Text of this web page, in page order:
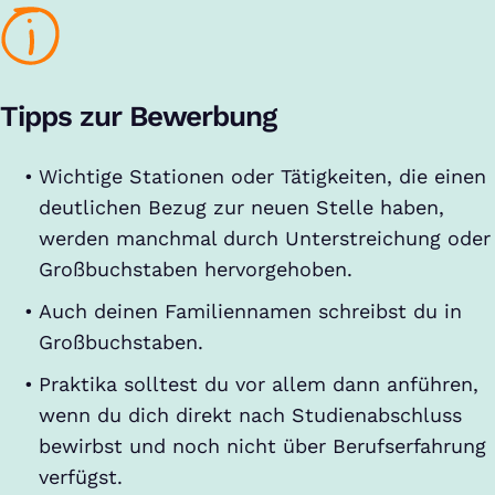
Tipps zur Bewerbung
Wichtige Stationen oder Tätigkeiten, die einen
deutlichen Bezug zur neuen Stelle haben,
werden manchmal durch Unterstreichung oder
Großbuchstaben hervorgehoben.
Auch deinen Familiennamen schreibst du in
Großbuchstaben.
Praktika solltest du vor allem dann anführen,
wenn du dich direkt nach Studienabschluss
bewirbst und noch nicht über Berufserfahrung
verfügst.